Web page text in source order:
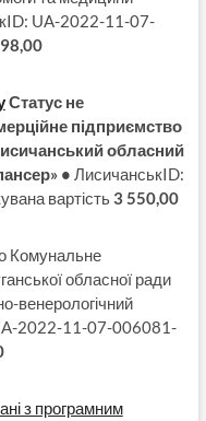
UA-2022-11-07-
Статус не
підприємство
обласний
• ЛисичанськID:
вартість3 550,00
Комунальне
обласної ради
венерологічний
2022-11-07-006081-
з програмним